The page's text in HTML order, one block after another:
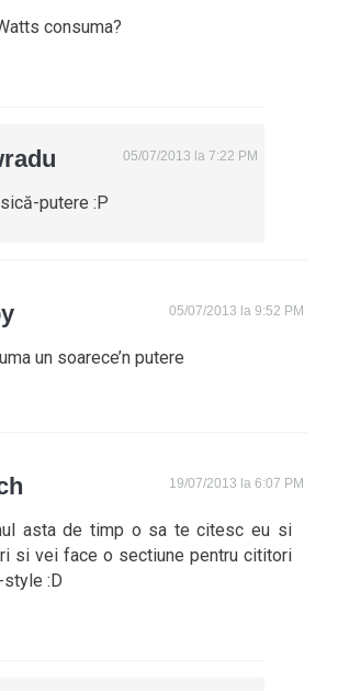
consuma?
05/07/2013 la 7:22 PM
putere :P
05/07/2013 la 9:52 PM
un soarece’n putere
19/07/2013 la 6:07 PM
asta de timp o sa te citesc eu si
si vei face o sectiune pentru cititori
:D